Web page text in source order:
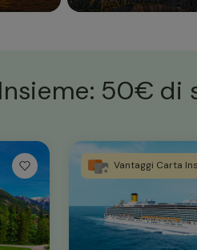
50€ di
Vantaggi Carta